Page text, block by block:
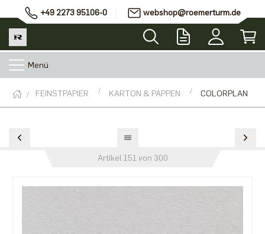
+49 2273 95106-0 webshop@roemerturm.de
Menü
FEINSTPAPIER KARTON & PAPPEN COLORPLAN
Artikel 151 von 300